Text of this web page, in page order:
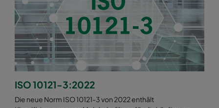
ISO 10121-3:2022
Die neue Norm ISO 10121-3 von 2022 enthält